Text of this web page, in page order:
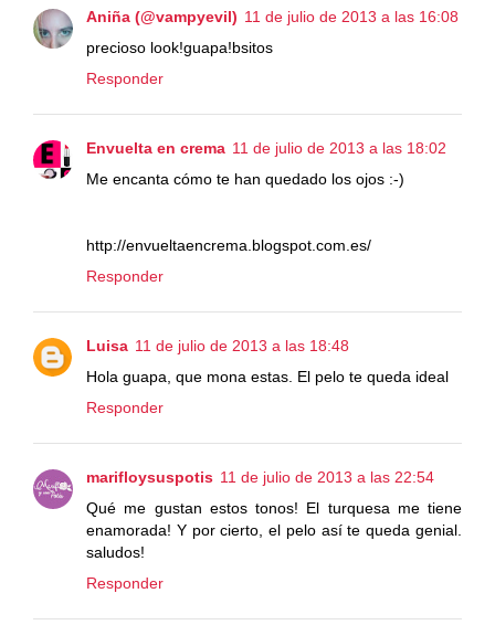
Aniña (@vampyevil) 11 de julio de 2013 a las 16:08
precioso look!guapa!bsitos
Responder
Envuelta en crema 11 de julio de 2013 a las 18:02
Me encanta cómo te han quedado los ojos :-)
http://envueltaencrema.blogspot.com.es/
Responder
Luisa 11 de julio de 2013 a las 18:48
Hola guapa, que mona estas. El pelo te queda ideal
Responder
marifloysuspotis 11 de julio de 2013 a las 22:54
Qué me gustan estos tonos! El turquesa me tiene
enamorada! Y por cierto, el pelo así te queda genial.
saludos!
Responder